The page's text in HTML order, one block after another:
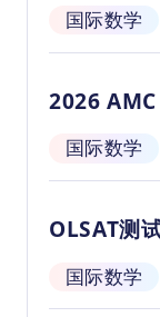
练习册中
赛的学生也
这套练习册
能够全面
实基础、
（1）提高
除、数列
学生通过
学习奠定基
在学习数
和问题分
同年级设计
和逻辑推理
长和老师很
习题单
（2026年
国际数学
2026
岁！
国际数学
OLSAT测
国际数学